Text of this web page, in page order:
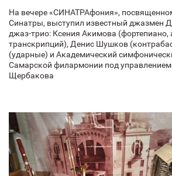
На вечере «СИНАТРАфония»,
Синатры, выступил известный джазмен
джаз-трио: Ксения Акимова (фортепиано,
транскрипций), Денис Шушков
(ударные) и Академический
Самарской филармонии под
Щербакова